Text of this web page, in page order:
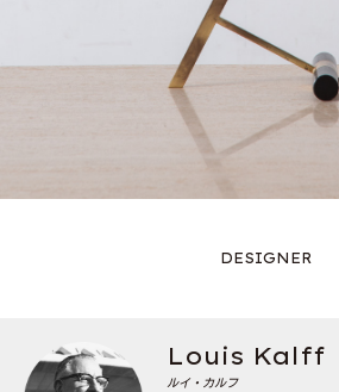
DESIGNER
Louis Kalff
ルイ・カルフ